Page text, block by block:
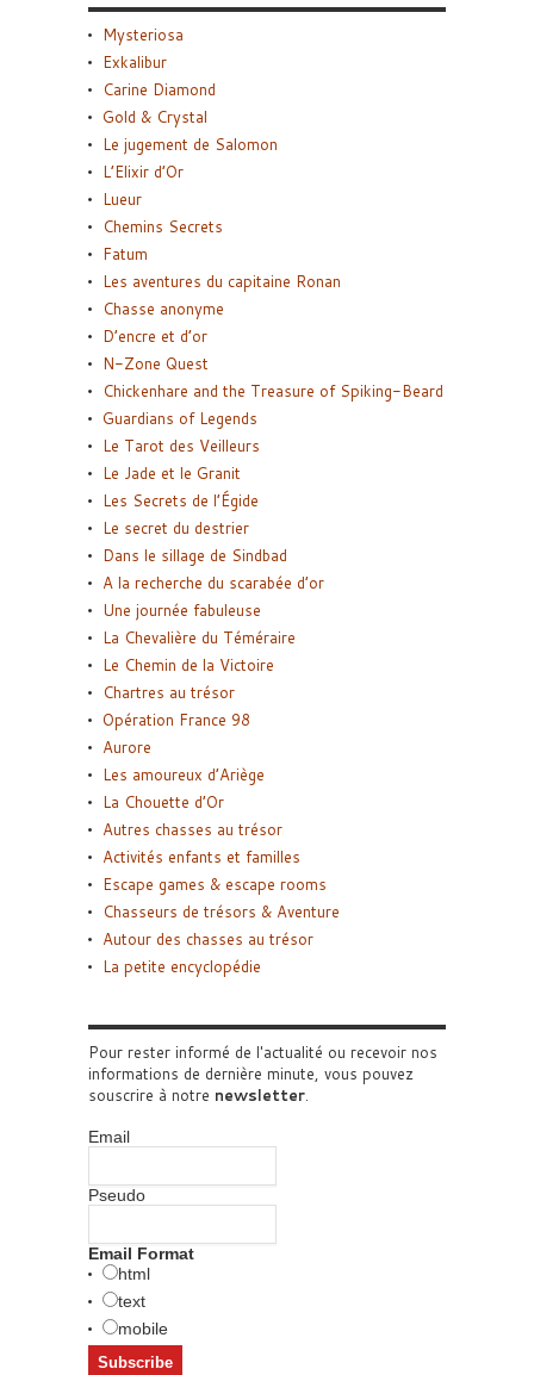
Mysteriosa
Exkalibur
Carine Diamond
Gold & Crystal
Le jugement de Salomon
L’Elixir d’Or
Lueur
Chemins Secrets
Fatum
Les aventures du capitaine Ronan
Chasse anonyme
D’encre et d’or
N-Zone Quest
Chickenhare and the Treasure of Spiking-Beard
Guardians of Legends
Le Tarot des Veilleurs
Le Jade et le Granit
Les Secrets de l’Égide
Le secret du destrier
Dans le sillage de Sindbad
A la recherche du scarabée d’or
Une journée fabuleuse
La Chevalière du Téméraire
Le Chemin de la Victoire
Chartres au trésor
Opération France 98
Aurore
Les amoureux d’Ariège
La Chouette d’Or
Autres chasses au trésor
Activités enfants et familles
Escape games & escape rooms
Chasseurs de trésors & Aventure
Autour des chasses au trésor
La petite encyclopédie
Pour rester informé de l'actualité ou recevoir nos
informations de dernière minute, vous pouvez
souscrire à notre newsletter.
Email
Pseudo
Email Format
html
text
mobile